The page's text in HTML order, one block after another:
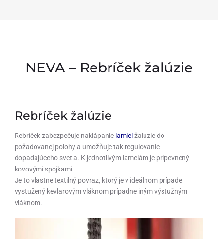
NEVA – Rebríček žalúzie
Rebríček žalúzie
Rebríček zabezpečuje naklápanie lamiel žalúzie do
požadovanej polohy a umožňuje tak regulovanie
dopadajúceho svetla. K jednotlivým lamelám je pripevnený
kovovými spojkami.
Je to vlastne textilný povraz, ktorý je v ideálnom prípade
vystužený kevlarovým vláknom prípadne iným výstužným
vláknom.